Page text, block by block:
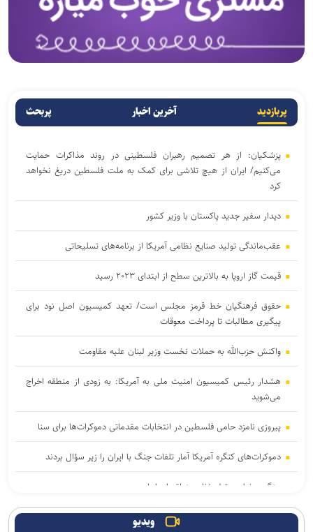
پربازدید آخرین اخبار پربحث
پزشکیان: از هر تصمیم رهبران فلسطینی در روند مذاکرات حمایت
می‌کنیم/ ایران از هیچ تلاشی برای کمک به ملت فلسطین دریغ نخواهد
کرد
دیدار سفیر جدید پاکستان با وزیر کشور
عقب‌ماندگی تولید صنایع نظامی آمریکا از برنامه‌های تسلیحاتی
قیمت گاز اروپا به بالاترین سطح از ابتدای ۲۰۲۳ رسید
حقوق فرهنگیان خط قرمز مجلس است/ تعهد کمیسیون اصل نود برای
پیگیری مطالبات تا پرداخت معوقات
واکنش حزب‌الله به حملات نخست‌ وزیر لبنان علیه مقاومت
هشدار رئیس کمیسیون امنیت ملی به آمریکا: به زودی از منطقه اخراج
می‌شوید
پیروزی نامزد حامی فلسطین در انتخابات مقدماتی دموکرات‌ها برای سنا
دموکرات‌های کنگره آمریکا آمار تلفات جنگ با ایران را زیر سؤال بردند
جنگ رمضان و تولد نظم منطقه ای ایران
یمن: هشتمین نفتکش سعودی را در شمال دریای سرخ هدف قرار دادیم
ویدیو